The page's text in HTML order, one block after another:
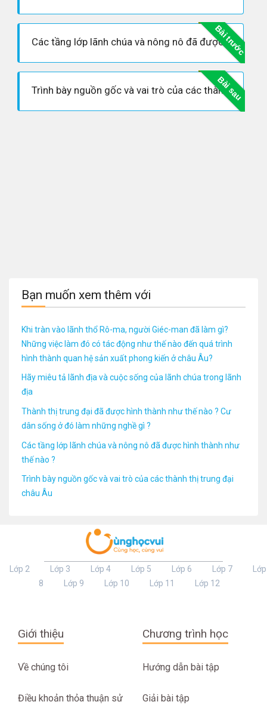
Bài trước
Các tầng lớp lãnh chúa và nông nô đã được hình thành như thế nào ?
Bài sau
Trình bày nguồn gốc và vai trò của các thành thị trung đại châu Âu
Bạn muốn xem thêm với
Khi tràn vào lãnh thổ Rô-ma, người Giéc-man đã làm gì?
Những việc làm đó có tác động như thế nào đến quá trình
hình thành quan hệ sản xuất phong kiến ở châu Âu?
Hãy miêu tả lãnh địa và cuộc sống của lãnh chúa trong lãnh
địa
Thành thị trung đại đã được hình thành như thế nào ? Cư
dân sống ở đó làm những nghề gì ?
Các tầng lớp lãnh chúa và nông nô đã được hình thành như
thế nào ?
Trình bày nguồn gốc và vai trò của các thành thị trung đại
châu Âu
Lớp 2 Lớp 3 Lớp 4 Lớp 5 Lớp 6 Lớp 7
Lớp
8
Lớp 9 Lớp 10 Lớp 11 Lớp 12
Giới thiệu
Về chúng tôi
Điều khoản thỏa thuận sử
Chương trình học
Hướng dẫn bài tập
Giải bài tập